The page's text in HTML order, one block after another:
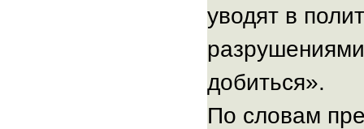
уводят в
добиться».
По словам